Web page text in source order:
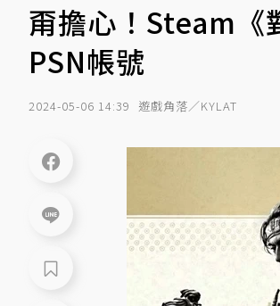
甭擔心！Steam《
PSN帳號
2024-05-06 14:39 遊戲角落／KYLAT